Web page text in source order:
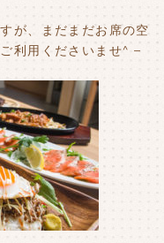
が、まだまだお席の空
利用くださいませ^ –